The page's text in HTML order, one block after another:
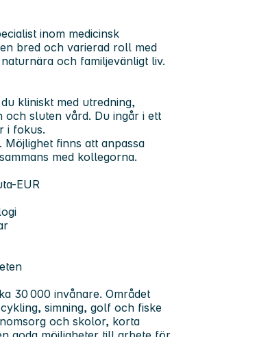
inom medicinsk
bred och varierad roll med
och familjevänligt liv.
kliniskt med utredning,
och sluten vård. Du ingår i ett
i fokus.
finns att anpassa
med kollegorna.
EUR
30 000 invånare. Området
simning, golf och fiske
och skolor, korta